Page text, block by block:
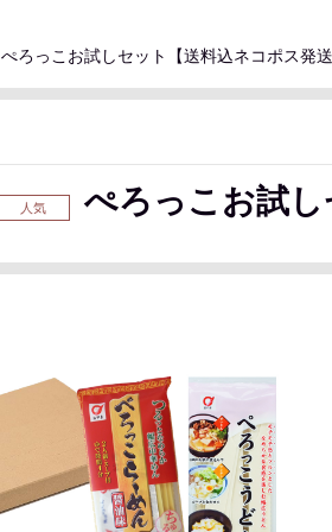
ぺろっこお試しセット【送料込ネコポス発送
ぺろっこお試し